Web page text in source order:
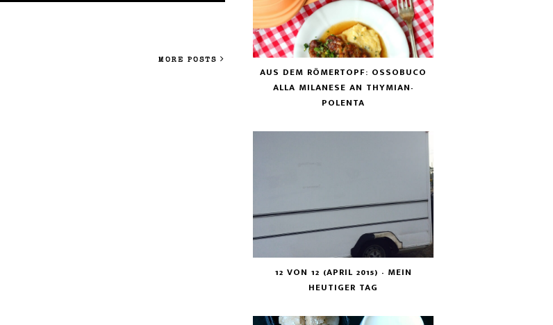
MORE POSTS
AUS DEM RÖMERTOPF: OSSOBUCO
ALLA MILANESE AN THYMIAN-
POLENTA
12 VON 12 (APRIL 2015) - MEIN
HEUTIGER TAG